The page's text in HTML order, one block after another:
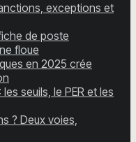
exceptions et
de poste
floue
en 2025 crée
seuils, le PER et les
? Deux voies,